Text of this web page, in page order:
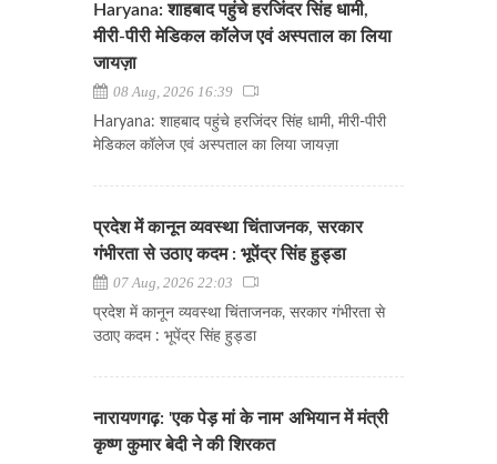
Haryana: शाहबाद पहुंचे हरजिंदर सिंह धामी,
मीरी-पीरी मेडिकल कॉलेज एवं अस्पताल का लिया
जायज़ा
08 Aug, 2026 16:39
Haryana: शाहबाद पहुंचे हरजिंदर सिंह धामी, मीरी-पीरी
मेडिकल कॉलेज एवं अस्पताल का लिया जायज़ा
प्रदेश में कानून व्यवस्था चिंताजनक, सरकार
गंभीरता से उठाए कदम : भूपेंद्र सिंह हुड्डा
07 Aug, 2026 22:03
प्रदेश में कानून व्यवस्था चिंताजनक, सरकार गंभीरता से
उठाए कदम : भूपेंद्र सिंह हुड्डा
नारायणगढ़: 'एक पेड़ मां के नाम' अभियान में मंत्री
कृष्ण कुमार बेदी ने की शिरकत